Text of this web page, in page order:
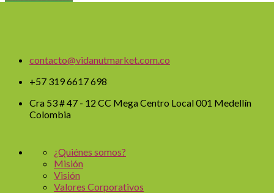
contacto@vidanutmarket.com.co
+57 319 6617 698
Cra 53 # 47 - 12 CC Mega Centro Local 001 Medellín
Colombia
¿Quiénes somos?
Misión
Visión
Valores Corporativos